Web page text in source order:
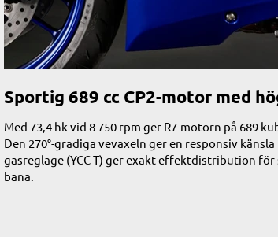
Sportig 689 cc CP2-motor med
Med 73,4 hk vid 8 750 rpm ger R7-motorn på 689
Den 270°-gradiga vevaxeln ger en responsiv
gasreglage (YCC-T) ger exakt effektdistribution
bana.